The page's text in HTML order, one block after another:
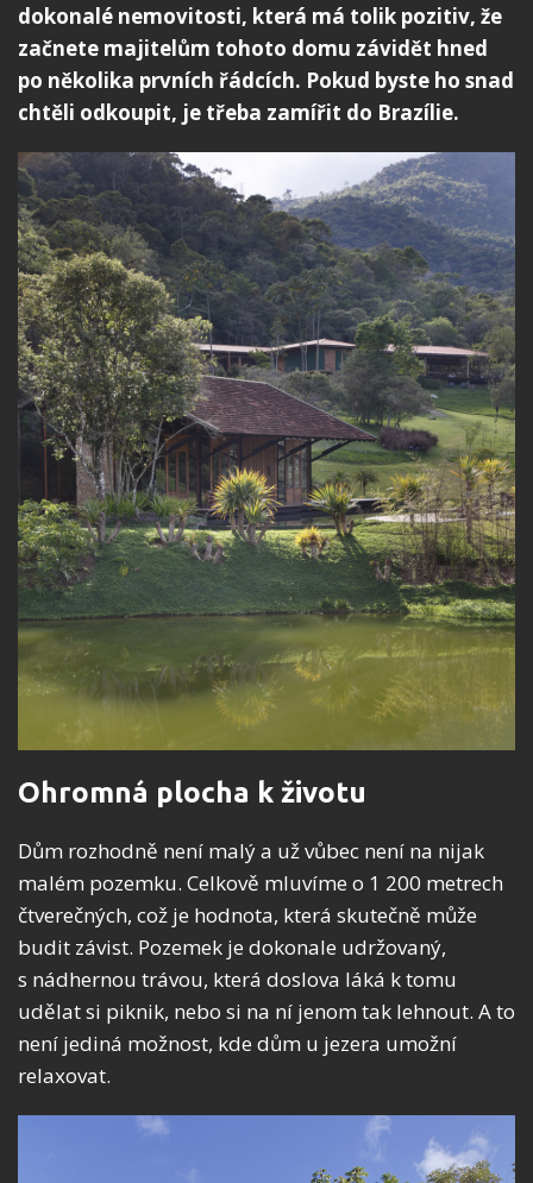
dokonalé nemovitosti, která má tolik pozitiv, že
začnete majitelům tohoto domu závidět hned
po několika prvních řádcích. Pokud byste ho snad
chtěli odkoupit, je třeba zamířit do Brazílie.
Ohromná plocha k životu
Dům rozhodně není malý a už vůbec není na nijak
malém pozemku. Celkově mluvíme o 1 200 metrech
čtverečných, což je hodnota, která skutečně může
budit závist. Pozemek je dokonale udržovaný,
s nádhernou trávou, která doslova láká k tomu
udělat si piknik, nebo si na ní jenom tak lehnout. A to
není jediná možnost, kde dům u jezera umožní
relaxovat.